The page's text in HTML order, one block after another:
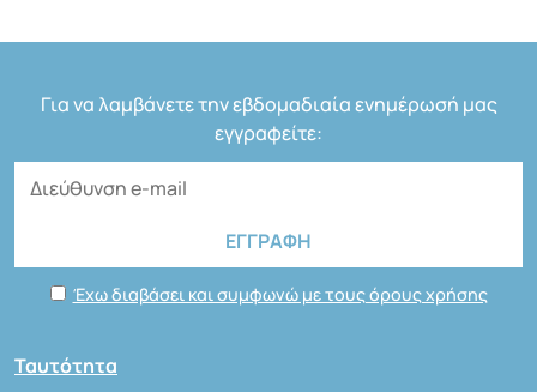
Για να λαμβάνετε την εβδομαδιαία ενημέρωσή μας
εγγραφείτε:
Έχω διαβάσει και συμφωνώ με τους όρους χρήσης
Ταυτότητα